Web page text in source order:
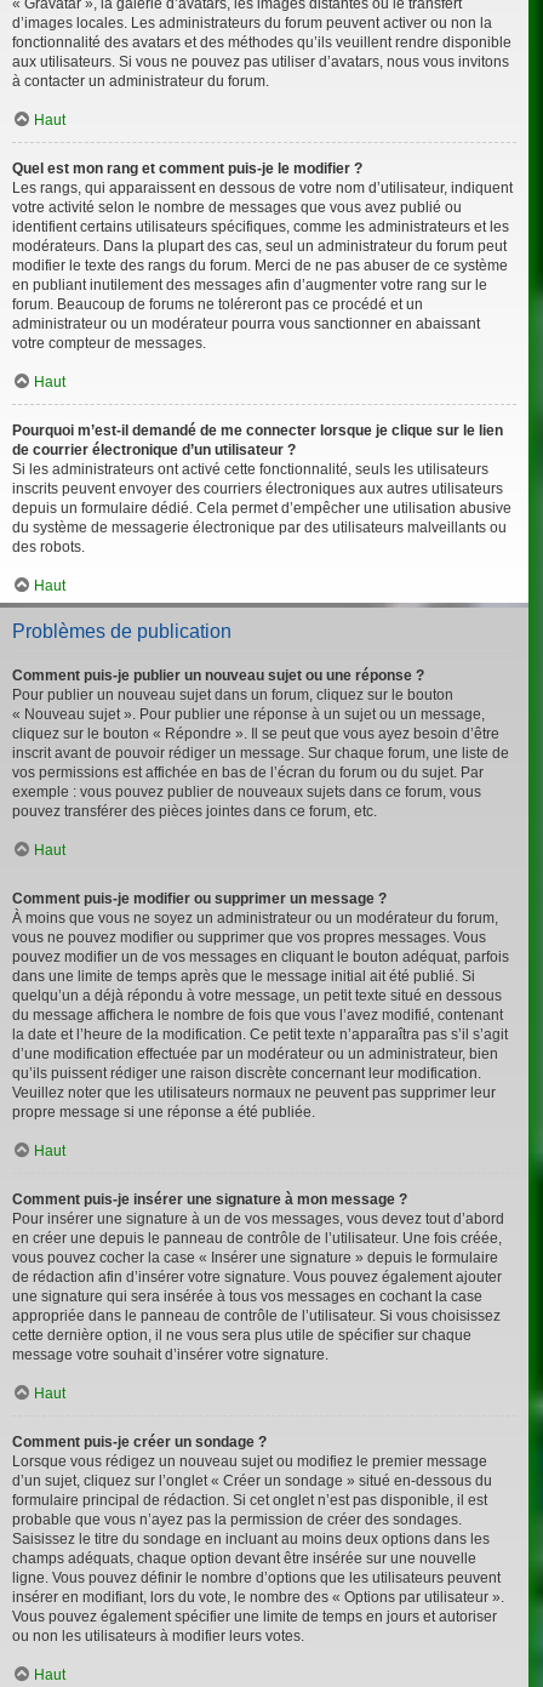
« Gravatar », la galerie d’avatars, les images distantes ou le transfert
d’images locales. Les administrateurs du forum peuvent activer ou non la
fonctionnalité des avatars et des méthodes qu’ils veuillent rendre disponible
aux utilisateurs. Si vous ne pouvez pas utiliser d’avatars, nous vous invitons
à contacter un administrateur du forum.
Haut
Quel est mon rang et comment puis-je le modifier ?
Les rangs, qui apparaissent en dessous de votre nom d’utilisateur, indiquent
votre activité selon le nombre de messages que vous avez publié ou
identifient certains utilisateurs spécifiques, comme les administrateurs et les
modérateurs. Dans la plupart des cas, seul un administrateur du forum peut
modifier le texte des rangs du forum. Merci de ne pas abuser de ce système
en publiant inutilement des messages afin d’augmenter votre rang sur le
forum. Beaucoup de forums ne toléreront pas ce procédé et un
administrateur ou un modérateur pourra vous sanctionner en abaissant
votre compteur de messages.
Haut
Pourquoi m’est-il demandé de me connecter lorsque je clique sur le lien
de courrier électronique d’un utilisateur ?
Si les administrateurs ont activé cette fonctionnalité, seuls les utilisateurs
inscrits peuvent envoyer des courriers électroniques aux autres utilisateurs
depuis un formulaire dédié. Cela permet d’empêcher une utilisation abusive
du système de messagerie électronique par des utilisateurs malveillants ou
des robots.
Haut
Problèmes de publication
Comment puis-je publier un nouveau sujet ou une réponse ?
Pour publier un nouveau sujet dans un forum, cliquez sur le bouton
« Nouveau sujet ». Pour publier une réponse à un sujet ou un message,
cliquez sur le bouton « Répondre ». Il se peut que vous ayez besoin d’être
inscrit avant de pouvoir rédiger un message. Sur chaque forum, une liste de
vos permissions est affichée en bas de l’écran du forum ou du sujet. Par
exemple : vous pouvez publier de nouveaux sujets dans ce forum, vous
pouvez transférer des pièces jointes dans ce forum, etc.
Haut
Comment puis-je modifier ou supprimer un message ?
À moins que vous ne soyez un administrateur ou un modérateur du forum,
vous ne pouvez modifier ou supprimer que vos propres messages. Vous
pouvez modifier un de vos messages en cliquant le bouton adéquat, parfois
dans une limite de temps après que le message initial ait été publié. Si
quelqu’un a déjà répondu à votre message, un petit texte situé en dessous
du message affichera le nombre de fois que vous l’avez modifié, contenant
la date et l’heure de la modification. Ce petit texte n’apparaîtra pas s’il s’agit
d’une modification effectuée par un modérateur ou un administrateur, bien
qu’ils puissent rédiger une raison discrète concernant leur modification.
Veuillez noter que les utilisateurs normaux ne peuvent pas supprimer leur
propre message si une réponse a été publiée.
Haut
Comment puis-je insérer une signature à mon message ?
Pour insérer une signature à un de vos messages, vous devez tout d’abord
en créer une depuis le panneau de contrôle de l’utilisateur. Une fois créée,
vous pouvez cocher la case « Insérer une signature » depuis le formulaire
de rédaction afin d’insérer votre signature. Vous pouvez également ajouter
une signature qui sera insérée à tous vos messages en cochant la case
appropriée dans le panneau de contrôle de l’utilisateur. Si vous choisissez
cette dernière option, il ne vous sera plus utile de spécifier sur chaque
message votre souhait d’insérer votre signature.
Haut
Comment puis-je créer un sondage ?
Lorsque vous rédigez un nouveau sujet ou modifiez le premier message
d’un sujet, cliquez sur l’onglet « Créer un sondage » situé en-dessous du
formulaire principal de rédaction. Si cet onglet n’est pas disponible, il est
probable que vous n’ayez pas la permission de créer des sondages.
Saisissez le titre du sondage en incluant au moins deux options dans les
champs adéquats, chaque option devant être insérée sur une nouvelle
ligne. Vous pouvez définir le nombre d’options que les utilisateurs peuvent
insérer en modifiant, lors du vote, le nombre des « Options par utilisateur ».
Vous pouvez également spécifier une limite de temps en jours et autoriser
ou non les utilisateurs à modifier leurs votes.
Haut